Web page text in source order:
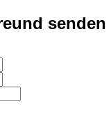
senden